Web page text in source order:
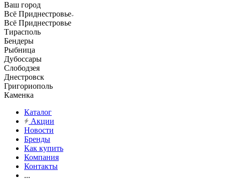
Ваш город
Всё Приднестровье
Всё Приднестровье
Тирасполь
Бендеры
Рыбница
Дубоссары
Слободзея
Днестровск
Григориополь
Каменка
Каталог
Акции
Новости
Бренды
Как купить
Компания
Контакты
...